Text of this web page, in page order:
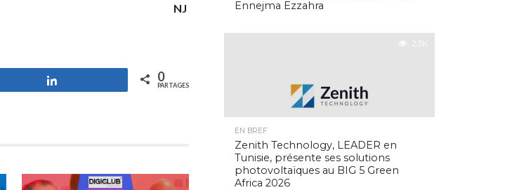
NJ
0
PARTAGES
Ennejma Ezzahra
2.5K
EN BREF
Zenith Technology, LEADER en
Tunisie, présente ses solutions
photovoltaïques au BIG 5 Green
Africa 2026